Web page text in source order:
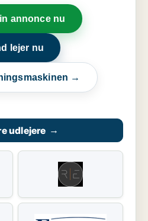
annonce nu
lejer nu
→
udlejere →